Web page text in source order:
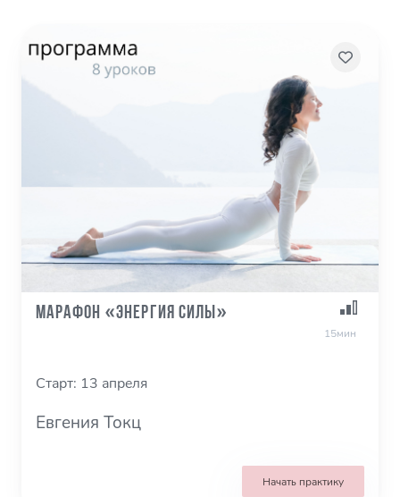
Марафон «Энергия силы»
15мин
Старт: 13 апреля
Евгения Токц
Начать практику